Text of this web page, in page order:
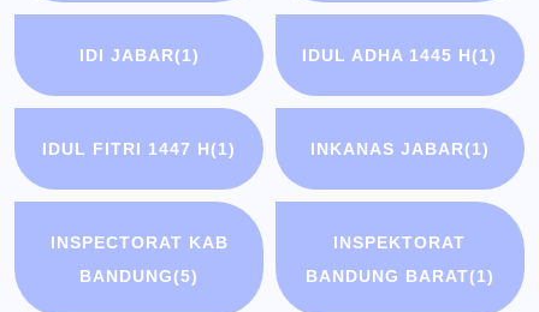
IDI JABAR(1) IDUL ADHA 1445 H(1)
IDUL FITRI 1447 H(1) INKANAS JABAR(1)
INSPECTORAT KAB
BANDUNG(5)
INSPEKTORAT
BANDUNG BARAT(1)